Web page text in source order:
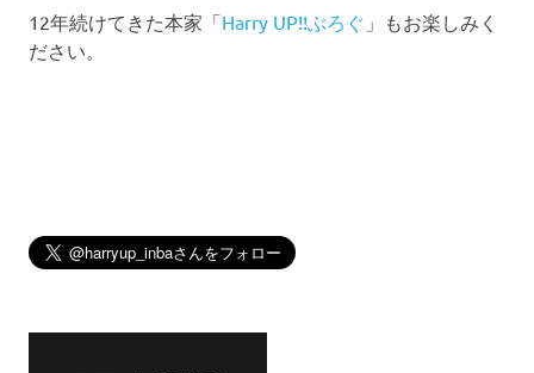
12年続けてきた本家「Harry UP!!ぶろぐ 」もお楽しみく
ださい。